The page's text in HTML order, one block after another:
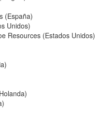
(España)
Unidos)
Resources (Estados Unidos)